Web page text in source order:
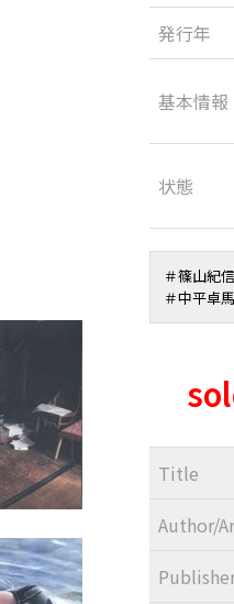
発行年
基本情報
状態
＃篠山紀信
＃中平卓馬
Title
Author/